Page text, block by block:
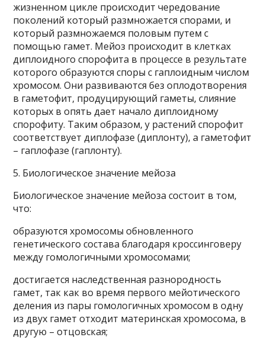
жизненном цикле происходит чередование
поколений который размножается спорами, и
который размножаемся половым путем с
помощью гамет. Мейоз происходит в клетках
диплоидного спорофита в процессе в результате
которого образуются споры с гаплоидным числом
хромосом. Они развиваются без оплодотворения
в гаметофит, продуцирующий гаметы, слияние
которых в опять дает начало диплоидному
спорофиту. Таким образом, у растений спорофит
соответствует диплофазе (диплонту), а гаметофит
– гаплофазе (гаплонту).
5. Биологическое значение мейоза
Биологическое значение мейоза состоит в том,
что:
образуются хромосомы обновленного
генетического состава благодаря кроссинговеру
между гомологичными хромосомами;
достигается наследственная разнородность
гамет, так как во время первого мейотического
деления из пары гомологичных хромосом в одну
из двух гамет отходит материнская хромосома, в
другую – отцовская;